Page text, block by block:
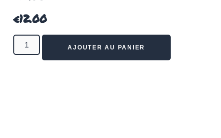
€12.00
AJOUTER AU PANIER